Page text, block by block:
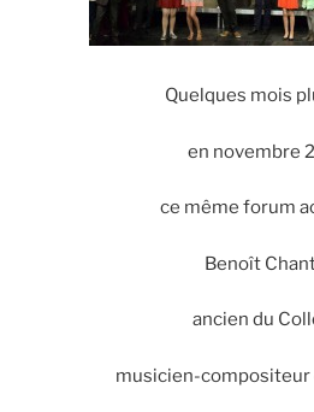
Quelques mois
en novembre
ce même forum
Benoît
ancien du
musicien-compositeur